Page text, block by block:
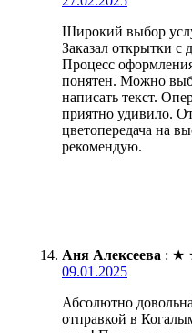
Широкий выбор
Заказал открытки с
Процесс
понятен. Можно
написать текст.
приятно удивило.
цветопередача на
рекомендую.
Аня Алексеева : ★
09.01.2025
Абсолютно
отправкой в